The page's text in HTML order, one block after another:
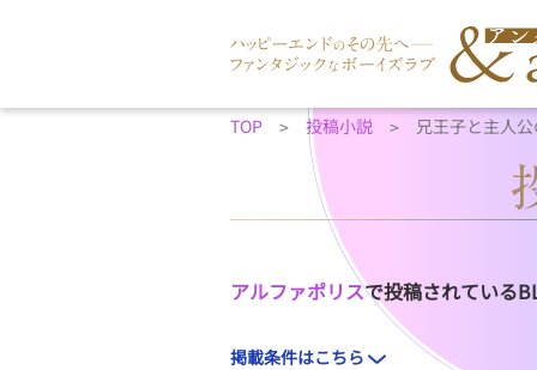
TOP 投稿小説 兄王子と主人
アルファポリスで投稿されている
掲載条件はこちら